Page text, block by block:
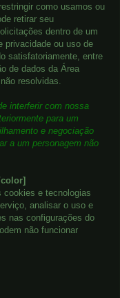
como usamos ou
retirar seu
dentro de um
privacidade ou uso de
satisfatoriamente, entre
de dados da Área
resolvidas.
interferir com nossa
para um
e negociação
a um personagem não
color]
cookies e tecnologias
analisar o uso e
nas configurações do
não funcionar